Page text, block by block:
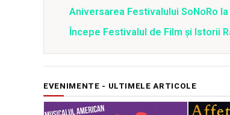
Aniversarea Festivalului SoNoRo
Începe Festivalul de Film și Istorii
EVENIMENTE - ULTIMELE ARTICOLE